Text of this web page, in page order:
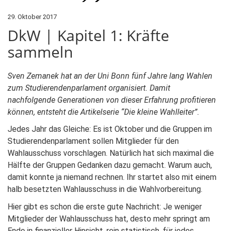
29. Oktober 2017
DkW | Kapitel 1: Kräfte
sammeln
Sven Zemanek hat an der Uni Bonn fünf Jahre lang Wahlen
zum Studierendenparlament organisiert. Damit
nachfolgende Generationen von dieser Erfahrung profitieren
können, entsteht die Artikelserie “Die kleine Wahlleiter”.
Jedes Jahr das Gleiche: Es ist Oktober und die Gruppen im
Studierendenparlament sollen Mitglieder für den
Wahlausschuss vorschlagen. Natürlich hat sich maximal die
Hälfte der Gruppen Gedanken dazu gemacht. Warum auch,
damit konnte ja niemand rechnen. Ihr startet also mit einem
halb besetzten Wahlausschuss in die Wahlvorbereitung.
Hier gibt es schon die erste gute Nachricht: Je weniger
Mitglieder der Wahlausschuss hat, desto mehr springt am